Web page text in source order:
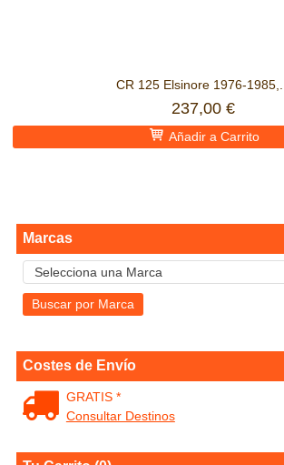
Marcas
Costes de Envío
GRATIS *
Consultar Destinos
CR 125 Elsinore 1976-1985,...
237,00 €
Añadir a Carrito